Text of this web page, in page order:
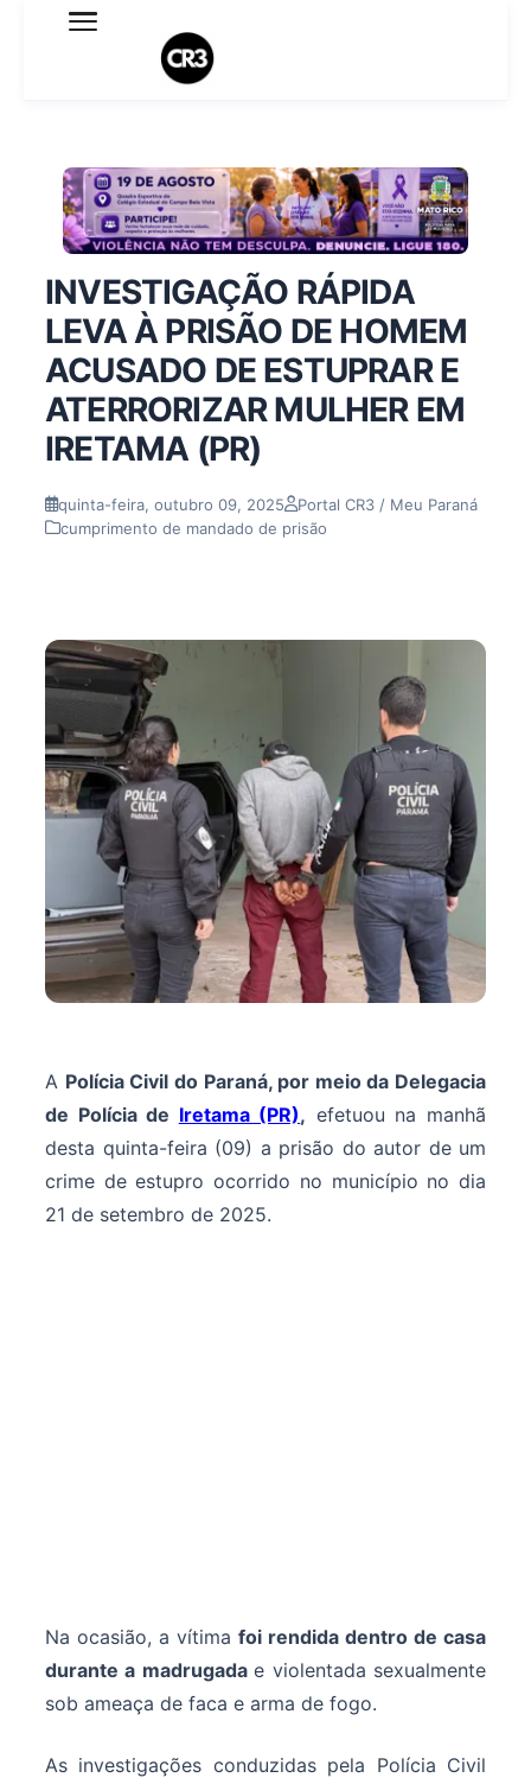
Expediente
Termo de Uso
Sobre o blog
INVESTIGAÇÃO RÁPIDA
LEVA À PRISÃO DE HOMEM
ACUSADO DE ESTUPRAR E
ATERRORIZAR MULHER EM
IRETAMA (PR)
quinta-feira, outubro 09, 2025
Portal CR3 / Meu Paraná
cumprimento de mandado de prisão
A Polícia Civil do Paraná, por meio da Delegacia
de Polícia de Iretama (PR), efetuou na manhã
desta quinta-feira (09) a prisão do autor de um
crime de estupro ocorrido no município no dia
21 de setembro de 2025.
Na ocasião, a vítima foi rendida dentro de casa
durante a madrugadae violentada sexualmente
sob ameaça de faca e arma de fogo.
As investigações conduzidas pela Polícia Civil